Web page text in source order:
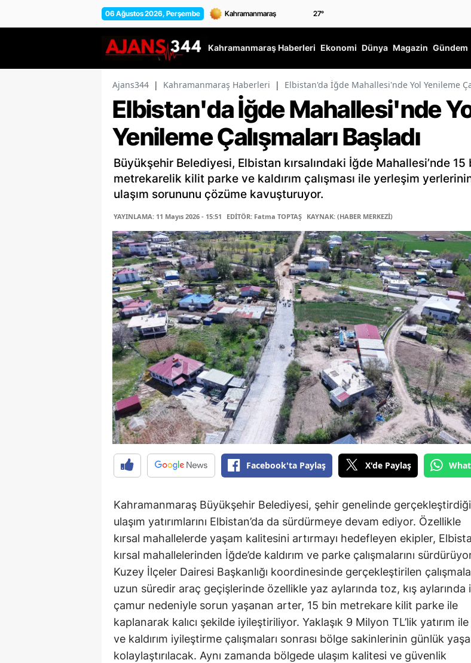
06 Ağustos 2026, Perşembe 27°
Kahramanmaraş Haberleri Ekonomi Dünya Magazin Gündem
Ajans344 | Kahramanmaraş Haberleri | Elbistan'da İğde Mahallesi'nde Yol Yenileme
Elbistan'da İğde Mahallesi'nde
Yenileme Çalışmaları Başladı
Büyükşehir Belediyesi, Elbistan kırsalındaki İğde Mahallesi’nde 15
metrekarelik kilit parke ve kaldırım çalışması ile yerleşim
ulaşım sorununu çözüme kavuşturuyor.
YAYINLAMA: 11 Mayıs 2026 - 15:51 EDİTÖR: Fatma TOPTAŞ KAYNAK: (HABER MERKEZİ)
Facebook'ta Paylaş X'de Paylaş
Kahramanmaraş Büyükşehir Belediyesi, şehir genelinde gerçekleştirdiği
ulaşım yatırımlarını Elbistan’da da sürdürmeye devam ediyor. Özellikle
kırsal mahallelerde yaşam kalitesini artırmayı hedefleyen ekipler,
kırsal mahallelerinden İğde’de kaldırım ve parke çalışmalarını
Kuzey İlçeler Dairesi Başkanlığı koordinesinde gerçekleştirilen
uzun süredir araç geçişlerinde özellikle yaz aylarında toz, kış aylarında
çamur nedeniyle sorun yaşanan arter, 15 bin metrekare kilit parke ile
kaplanarak kalıcı şekilde iyileştiriliyor. Yaklaşık 9 Milyon TL’lik yatırım
ve kaldırım iyileştirme çalışmaları sonrası bölge sakinlerinin günlük
kolaylaştırılacak. Aynı zamanda bölgede ulaşım kalitesi ve güvenlik